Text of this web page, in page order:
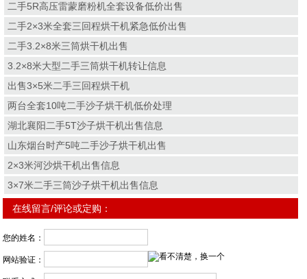
二手5R高压雷蒙磨粉机全套设备低价出售
二手2×3米全套三回程烘干机紧急低价出售
二手3.2×8米三筒烘干机出售
3.2×8米大型二手三筒烘干机转让信息
出售3×5米二手三回程烘干机
两台全套10吨二手沙子烘干机低价处理
湖北襄阳二手5T沙子烘干机出售信息
山东烟台时产5吨二手沙子烘干机出售
2×3米河沙烘干机出售信息
3×7米二手三筒沙子烘干机出售信息
在线留言/评论或定购：
您的姓名：
网站验证：